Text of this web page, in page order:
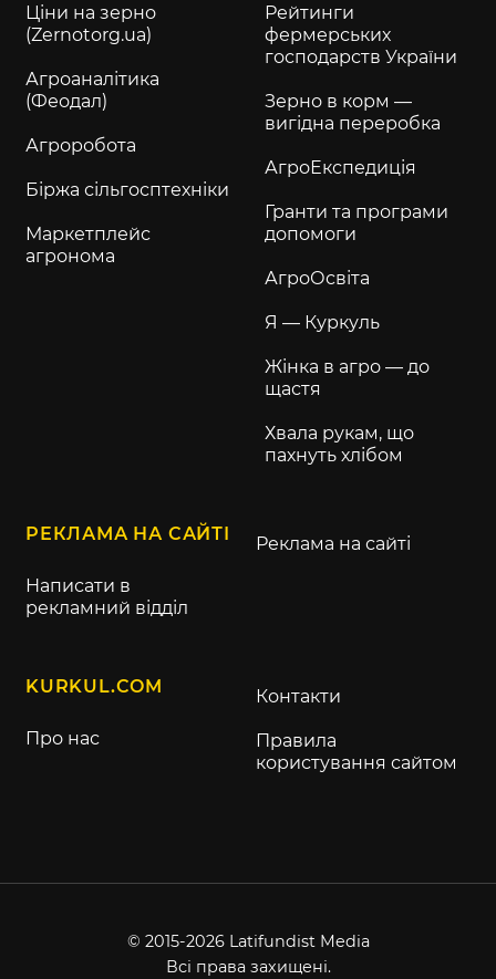
Ціни на зерно
(Zernotorg.ua)
Агроаналітика
(Феодал)
Агроробота
Біржа сільгосптехніки
Маркетплейс
агронома
Рейтинги
фермерських
господарств України
Зерно в корм —
вигідна переробка
АгроЕкспедиція
Гранти та програми
допомоги
АгроОсвіта
Я — Куркуль
Жінка в агро — до
щастя
Хвала рукам, що
пахнуть хлібом
РЕКЛАМА НА САЙТІ
Написати в
рекламний відділ
Реклама на сайті
KURKUL.COM
Про нас
Контакти
Правила
користування сайтом
© 2015-2026 Latifundist Media
Всі права захищені.